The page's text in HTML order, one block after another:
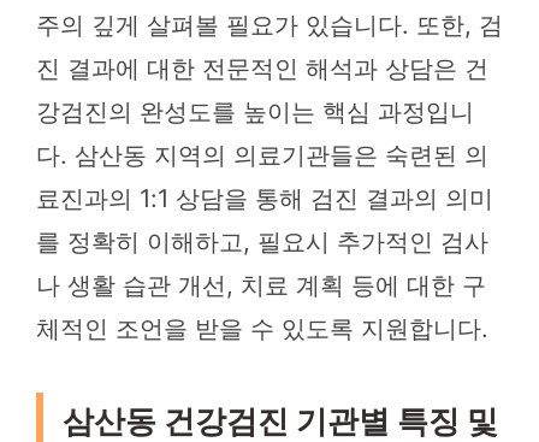
주의 깊게 살펴볼 필요가 있습니다. 또한, 검
진 결과에 대한 전문적인 해석과 상담은 건
강검진의 완성도를 높이는 핵심 과정입니
다. 삼산동 지역의 의료기관들은 숙련된 의
료진과의 1:1 상담을 통해 검진 결과의 의미
를 정확히 이해하고, 필요시 추가적인 검사
나 생활 습관 개선, 치료 계획 등에 대한 구
체적인 조언을 받을 수 있도록 지원합니다.
삼산동 건강검진 기관별 특징 및